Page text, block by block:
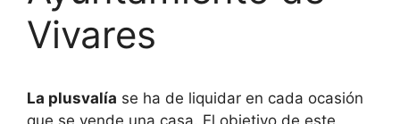
Vivares
La plusvalía se ha de liquidar en cada ocasión
que se vende una casa. El objetivo de este